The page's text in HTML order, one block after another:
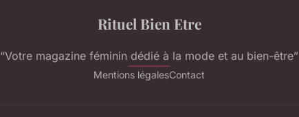
Rituel Bien Etre
“Votre magazine féminin dédié à la mode et au bien-être”
Mentions légalesContact